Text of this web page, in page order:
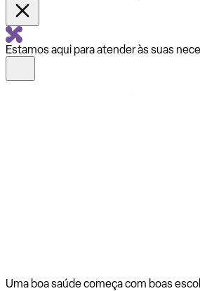
Estamos aqui para atender às suas
Uma boa saúde começa com boas